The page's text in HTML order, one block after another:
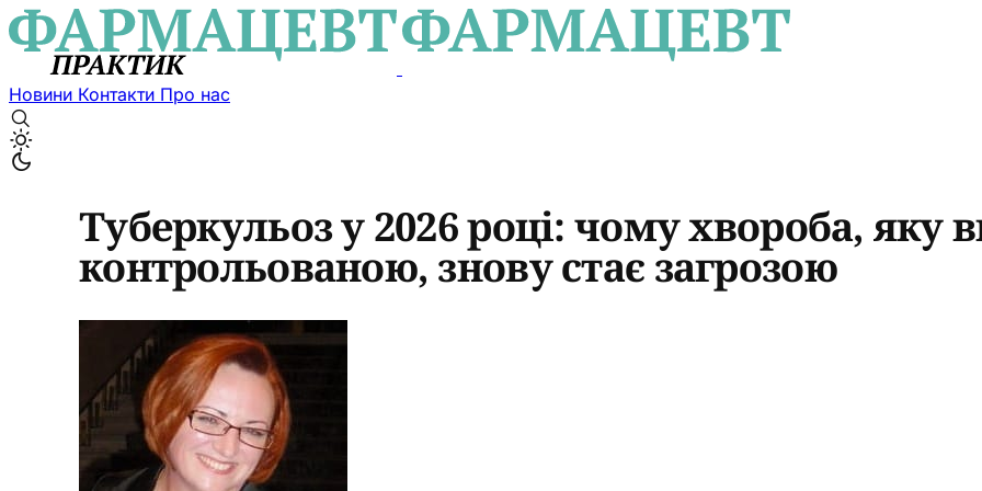
Новини Контакти Про нас
Туберкульоз у 2026 році: чому хвороба, яку
контрольованою, знову стає загрозою